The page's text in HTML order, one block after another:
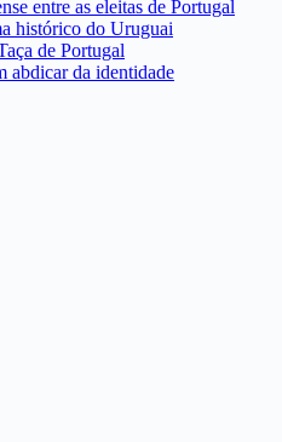
entre as eleitas de Portugal
histórico do Uruguai
de Portugal
abdicar da identidade